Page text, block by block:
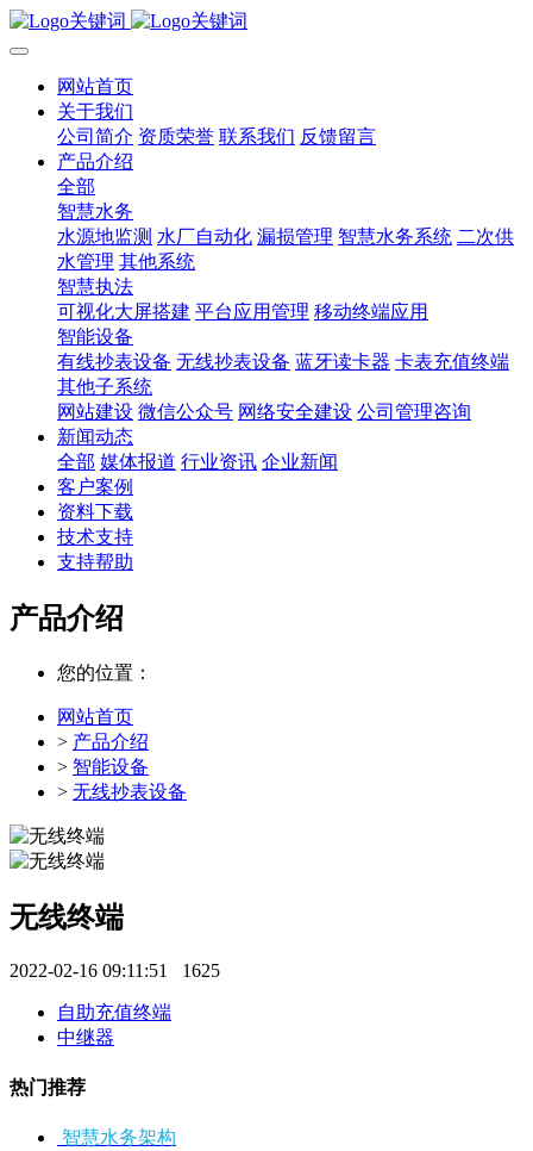
网站首页
关于我们
公司简介 资质荣誉 联系我们 反馈留言
产品介绍
全部
智慧水务
水源地监测 水厂自动化 漏损管理 智慧水务系统 二次供
水管理 其他系统
智慧执法
可视化大屏搭建 平台应用管理 移动终端应用
智能设备
有线抄表设备 无线抄表设备 蓝牙读卡器 卡表充值终端
其他子系统
网站建设 微信公众号 网络安全建设 公司管理咨询
新闻动态
全部 媒体报道 行业资讯 企业新闻
客户案例
资料下载
技术支持
支持帮助
产品介绍
您的位置：
网站首页
> 产品介绍
> 智能设备
> 无线抄表设备
无线终端
2022-02-16 09:11:51 1625
自助充值终端
中继器
热门推荐
智慧水务架构